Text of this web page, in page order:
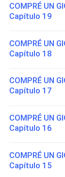
COMPRÉ UN
Capítulo 19
COMPRÉ UN
Capítulo 18
COMPRÉ UN
Capítulo 17
COMPRÉ UN
Capítulo 16
COMPRÉ UN
Capítulo 15